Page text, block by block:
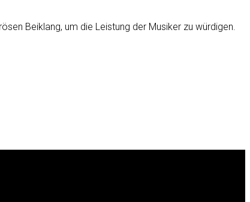
Beiklang, um die Leistung der Musiker zu würdigen.